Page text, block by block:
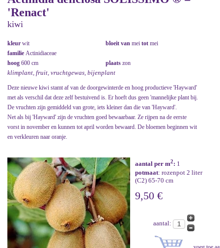
'Renact'
kiwi
kleur wit bloeit van mei tot mei
familie Actinidiaceae
hoog 600 cm plaats zon
klimplant, fruit, vruchtgewas, bijenplant
Deze nieuwe kiwi stamt af van de doorgewinterde en hoog productieve 'Hayward'
met als verschil dat deze zelf bestuivend is. Er hoeft dus geen 'mannelijke plant bij.
De vruchten zijn gemiddeld van grote, iets kleiner dan die van 'Hayward'.
Net als bij 'Hayward' zijn de vruchten goed bewaarbaar. Ze rijpen na de eerste
vorst in november en kunnen tot april worden bewaard. De bloemen beginnen wit
en verkleuren naar oranje.
aantal per m2: 1
potmaat: rozenpot 2 liter
(C2) 65-70 cm
9,50 €
aantal: